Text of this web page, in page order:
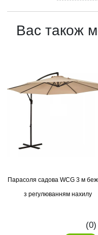
Вас також
Парасоля садова WCG 3 м
з регулюванням нахилу
(0)